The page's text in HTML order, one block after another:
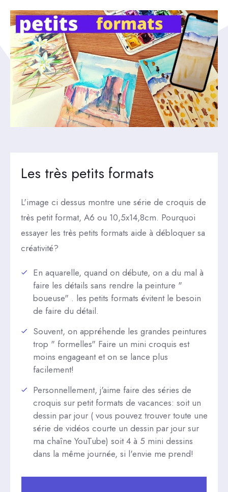
Les très petits formats
L'image ci dessus montre une série de croquis de
très petit format, A6 ou 10,5x14,8cm. Pourquoi
essayer les très petits formats aide à débloquer sa
créativité?
En aquarelle, quand on débute, on a du mal à
faire les détails sans rendre la peinture "
boueuse" . les petits formats évitent le besoin
de faire du détail.
Souvent, on appréhende les grandes peintures
trop " formelles" Faire un mini croquis est
moins engageant et on se lance plus
facilement!
Personnellement, j'aime faire des séries de
croquis sur petit formats de vacances: soit un
dessin par jour ( vous pouvez trouver toute une
série de vidéos courte un dessin par jour sur
ma chaîne YouTube) soit 4 à 5 mini dessins
dans la même journée, si l'envie me prend!